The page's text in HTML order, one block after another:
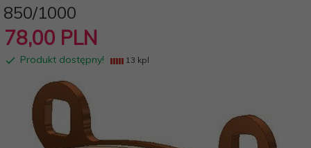
850/1000
78,00 PLN
Produkt dostępny! 13 kpl